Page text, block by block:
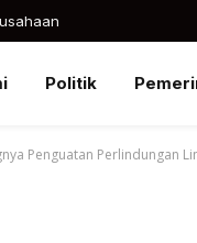
Politik
Penguatan Perlindungan